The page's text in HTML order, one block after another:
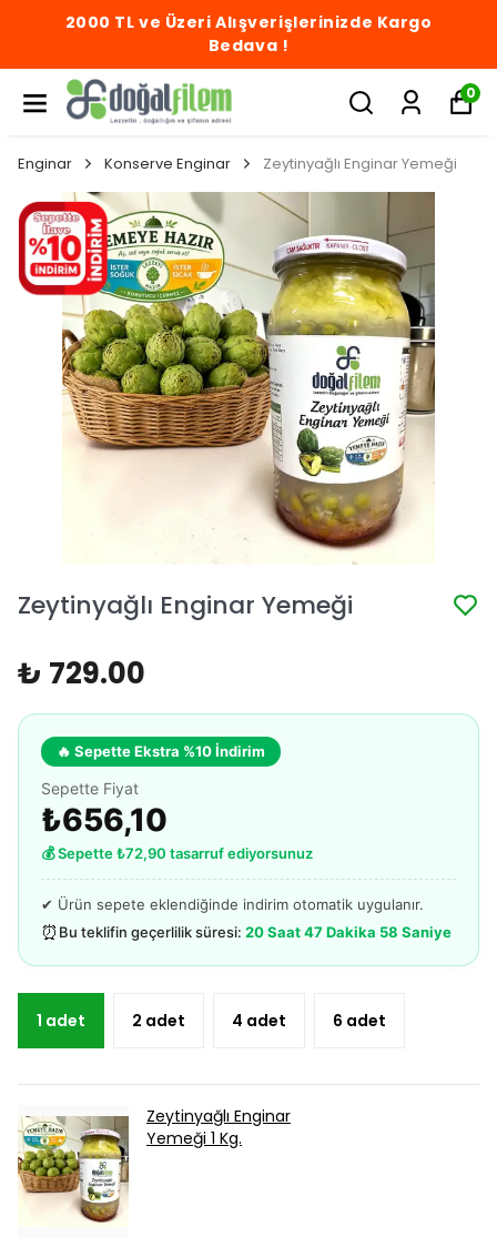
2000 TL ve Üzeri Alışverişlerinizde Kargo
Bedava !
0
Enginar Konserve Enginar Zeytinyağlı Enginar Yemeği
Zeytinyağlı Enginar Yemeği
₺ 729.00
🔥 Sepette Ekstra %10 İndirim
Sepette Fiyat
₺656,10
💰 Sepette ₺72,90 tasarruf ediyorsunuz
✔ Ürün sepete eklendiğinde indirim otomatik uygulanır.
⏰ Bu teklifin geçerlilik süresi:20 Saat 47 Dakika 58 Saniye
1 adet 2 adet 4 adet 6 adet
Zeytinyağlı Enginar
Yemeği 1 Kg.